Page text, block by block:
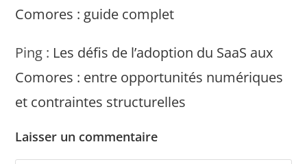
Comores : guide complet
Ping : Les défis de l’adoption du SaaS aux
Comores : entre opportunités numériques
et contraintes structurelles
Laisser un commentaire